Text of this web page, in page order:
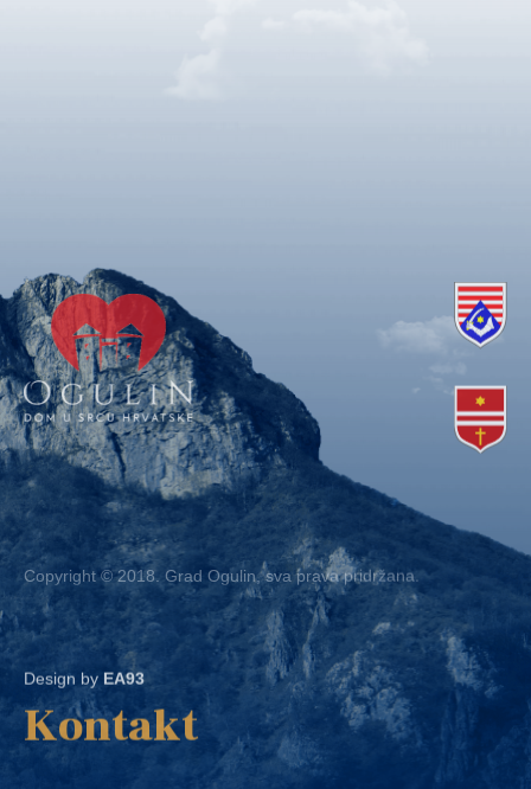
Copyright © 2018. Grad Ogulin, sva prava pridržana.
Design byEA93
Kontakt
Ured: Ulica B.Frankopana 11, 47300 Ogulin